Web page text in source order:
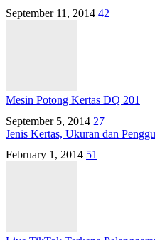
September 11, 2014 42
Mesin Potong Kertas DQ 201
September 5, 2014 27
Jenis Kertas, Ukuran dan
February 1, 2014 51